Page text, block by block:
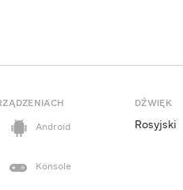
Android
Konsole
DŹWIĘK
Rosyjski